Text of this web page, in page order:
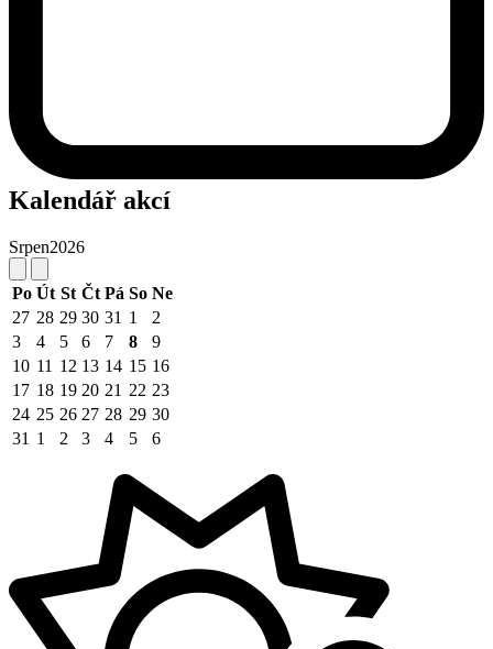
Kalendář akcí
Srpen2026
Po Út St Čt Pá So Ne
27 28 29 30 31 1
2
3
4 5 6 7 8
9
10 11 12 13 14 15 16
17 18 19 20 21 22 23
24 25 26 27 28 29 30
31 1 2 3 4 5 6